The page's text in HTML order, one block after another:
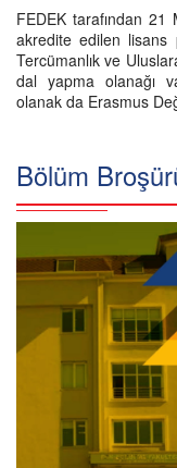
FEDEK tarafından
akredite edilen lisans
Tercümanlık ve
dal yapma olanağı
olanak da Erasmus
Bölüm